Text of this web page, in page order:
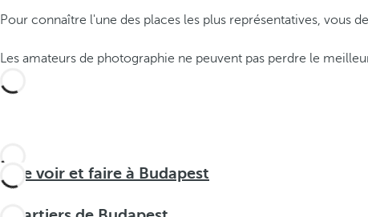
Pour connaître l'une des places les plus représentatives, vous
Les amateurs de photographie ne peuvent pas perdre le
Que voir et faire à Budapest